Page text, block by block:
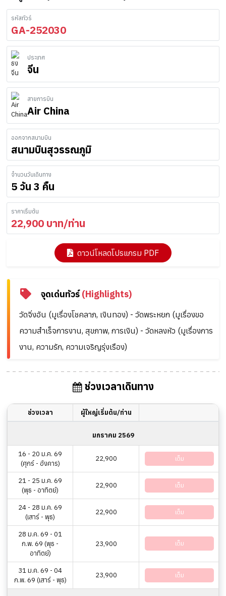
รหัสทัวร์
GA-252030
ประเทศ
จีน
สายการบิน
Air China
ออกจากสนามบิน
สนามบินสุวรรณภูมิ
จำนวนวันเดินทาง
5 วัน 3 คืน
ราคาเริ่มต้น
22,900 บาท/ท่าน
ดาวน์โหลดโปรแกรม PDF
จุดเด่นทัวร์(Highlights)
วัดจิ่งอัน (มูเรื่องโชคลาภ, เงินทอง) - วัดพระหยก (มูเรื่องขอ
ความสำเร็จการงาน, สุขภาพ, การเงิน) - วัดหลงหัว (มูเรื่องการ
งาน, ความรัก, ความเจริญรุ่งเรือง)
ช่วงเวลาเดินทาง
ช่วงเวลา ผู้ใหญ่เริ่มต้น/ท่าน
มกราคม 2569
16 - 20 ม.ค. 69
(ศุกร์ - อังคาร)
22,900 เต็ม
21 - 25 ม.ค. 69
(พุธ - อาทิตย์)
22,900 เต็ม
24 - 28 ม.ค. 69
(เสาร์ - พุธ)
22,900 เต็ม
28 ม.ค. 69 - 01
ก.พ. 69 (พุธ -
อาทิตย์)
23,900 เต็ม
31 ม.ค. 69 - 04
ก.พ. 69 (เสาร์ - พุธ)
23,900 เต็ม